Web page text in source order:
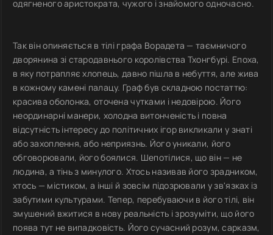
одягненого аристократа, чужого і знайомого одночасно.
Так він опиняється в тілі графа Ворадета — таємничого
дворянина зі стародавнього королівства Тхонгбурі. Епоха,
в яку потрапляє хлопець, давно пішла в небуття, але жива
в кожному камені палацу. Граф був складною постаттю:
красива оболонка, оточена чутками і недовірою. Його
неординарні манери, холодна витонченість і повна
відсутність інтересу до політичних ігор викликали у знаті
або захоплення, або неприязнь. Його уникали, його
обговорювали, його боялися. Шепотілися, що він — не
людина, а тінь з минулого. Хтось називав його зрадником,
хтось — містиком, а інші й зовсім підозрювали у зв'язках із
забутими культурами. Тепер, перебуваючи в його тілі, він
змушений вжитися в нову реальність і зрозуміти, що його
поява тут не випадковість. Його сучасний розум, сарказм,